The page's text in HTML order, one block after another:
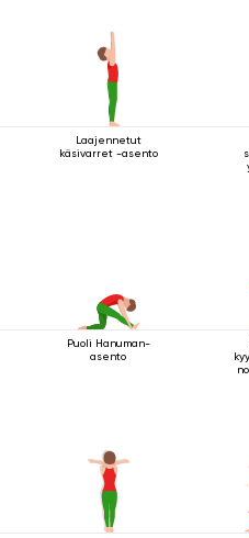
Laajennetut
käsivarret -asento
Puoli Hanuman-
asento